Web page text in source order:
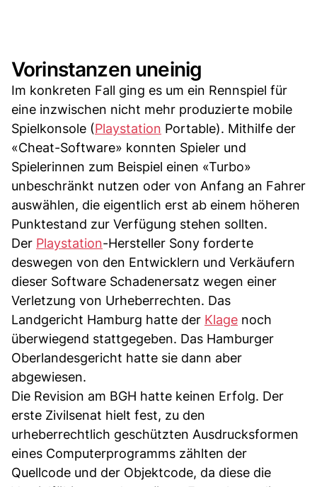
Vorinstanzen uneinig
Im konkreten Fall ging es um ein Rennspiel für
eine inzwischen nicht mehr produzierte mobile
Spielkonsole (Playstation Portable). Mithilfe der
«Cheat-Software» konnten Spieler und
Spielerinnen zum Beispiel einen «Turbo»
unbeschränkt nutzen oder von Anfang an Fahrer
auswählen, die eigentlich erst ab einem höheren
Punktestand zur Verfügung stehen sollten.
Der Playstation-Hersteller Sony forderte
deswegen von den Entwicklern und Verkäufern
dieser Software Schadenersatz wegen einer
Verletzung von Urheberrechten. Das
Landgericht Hamburg hatte der Klage noch
überwiegend stattgegeben. Das Hamburger
Oberlandesgericht hatte sie dann aber
abgewiesen.
Die Revision am BGH hatte keinen Erfolg. Der
erste Zivilsenat hielt fest, zu den
urheberrechtlich geschützten Ausdrucksformen
eines Computerprogramms zählten der
Quellcode und der Objektcode, da diese die